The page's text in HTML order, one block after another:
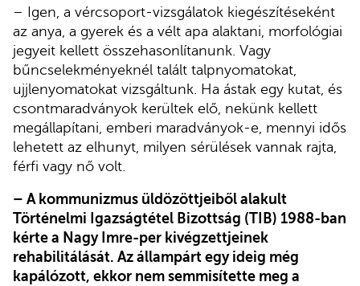
– Igen, a vércsoport-vizsgálatok kiegészítéseként
az anya, a gyerek és a vélt apa alaktani, morfológiai
jegyeit kellett összehasonlítanunk. Vagy
bűncselekményeknél talált talpnyomatokat,
ujjlenyomatokat vizsgáltunk. Ha ástak egy kutat, és
csontmaradványok kerültek elő, nekünk kellett
megállapítani, emberi maradványok-e, mennyi idős
lehetett az elhunyt, milyen sérülések vannak rajta,
férfi vagy nő volt.
– A kommunizmus üldözöttjeiből alakult
Történelmi Igazságtétel Bizottság (TIB) 1988-ban
kérte a Nagy Imre-per kivégzettjeinek
rehabilitálását. Az állampárt egy ideig még
kapálózott, ekkor nem semmisítette meg a